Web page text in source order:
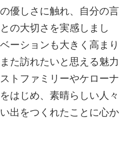
優しさに触れ、自分の言
の大切さを実感しまし
ーションも大きく高まり
た訪れたいと思える魅力
トファミリーやケローナ
はじめ、素晴らしい人々
出をつくれたことに心か